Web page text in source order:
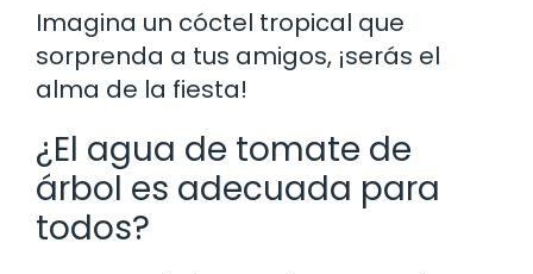
Imagina un cóctel tropical que
sorprenda a tus amigos, ¡serás el
alma de la fiesta!
¿El agua de tomate de
árbol es adecuada para
todos?